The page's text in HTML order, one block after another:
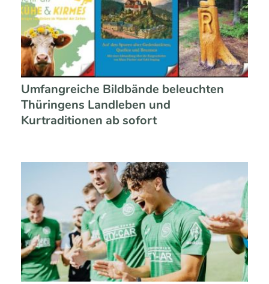
Umfangreiche Bildbände beleuchten
Thüringens Landleben und
Kurtraditionen ab sofort